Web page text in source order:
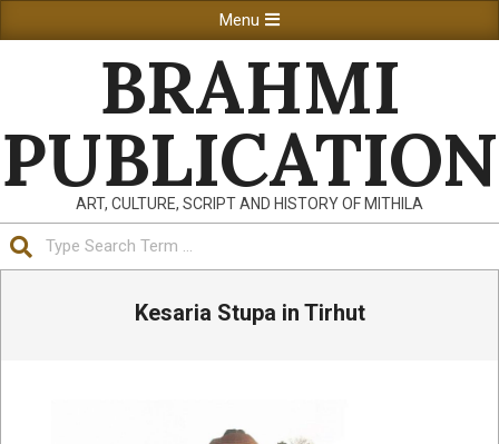
to
Navigation
Menu
BRAHMI
PUBLICATION
ART, CULTURE, SCRIPT AND HISTORY OF MITHILA
Kesaria Stupa in Tirhut